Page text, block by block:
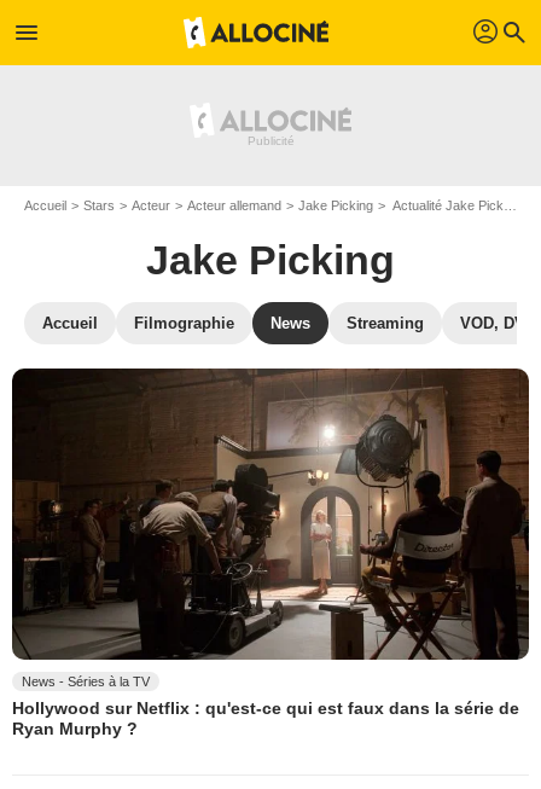
menu profil search
Accueil Stars Acteur Acteur allemand Jake Picking Actualité Jake Picking
Jake Picking
Accueil Filmographie News Streaming VOD, DVD
News - Séries à la TV
Hollywood sur Netflix : qu'est-ce qui est faux dans la série de
Ryan Murphy ?